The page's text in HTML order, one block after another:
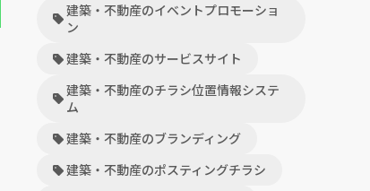
建築・不動産のイベントプロモーショ
ン
建築・不動産のサービスサイト
建築・不動産のチラシ位置情報システ
ム
建築・不動産のブランディング
建築・不動産のポスティングチラシ